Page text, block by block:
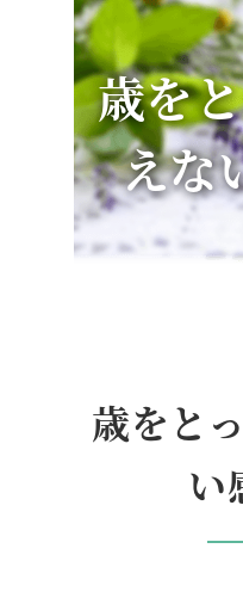
歳を
えな
歳をと
い